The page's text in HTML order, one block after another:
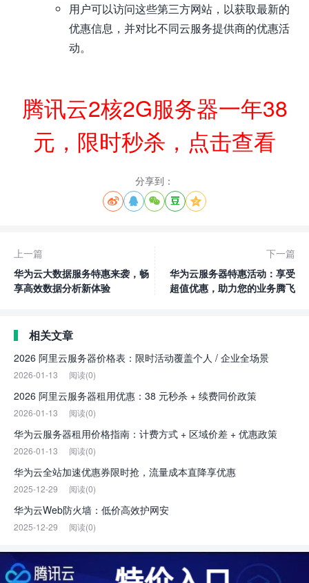
用户可以访问这些第三方网站，以获取最新的
优惠信息，并对比不同云服务提供商的优惠活
动。
腾讯云2核2G服务器一年38
元，限时秒杀，点击查看
分享到：
    
上一篇
华为云大数据服务特惠来袭，畅
享高效数据分析新体验
下一篇
华为云服务器特惠活动：享受
超值优惠，助力您的业务腾飞
相关文章
2026 阿里云服务器价格表：限时活动覆盖个人 / 企业全场景
2026-01-13 阅读(0)
2026 阿里云服务器租用优惠：38 元秒杀 + 续费同价政策
2026-01-13 阅读(0)
华为云服务器租用价格指南：计费方式 + 区域价差 + 优惠政策
2026-01-13 阅读(0)
华为云全站加速优惠券限时抢，流量成本直降享优惠
2025-12-29 阅读(0)
华为云Web防火墙：低价高效护网安
2025-12-29 阅读(0)